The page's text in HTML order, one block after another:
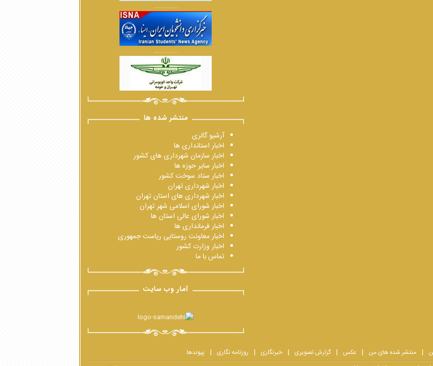
................
................
منتشر شده ها
آرشیو گالری
اخبار استانداری ها
اخبار سازمان شهرداری های کشور
اخبار سایر حوزه ها
اخبار ستاد سوخت کشور
اخبار شهرداری تهران
اخبار شهرداری های استان تهران
اخبار شورای اسلامی شهر تهران
اخبار شورای عالی استان ها
اخبار فرمانداری ها
اخبار معاونت روستایی ریاست جمهوری
اخبار وزارت کشور
تماس با ما
آمار وب سایت
منتشر شده های من عکس گزارش تصویری خبرنگاری روزنامه نگاری پیوندها